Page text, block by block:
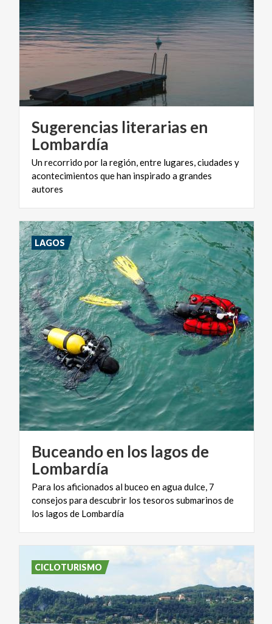
Sugerencias literarias en
Lombardía
Un recorrido por la región, entre lugares, ciudades y
acontecimientos que han inspirado a grandes
autores
Buceando en los lagos de
Lombardía
Para los aficionados al buceo en agua dulce, 7
consejos para descubrir los tesoros submarinos de
los lagos de Lombardía
LAGOS
CICLOTURISMO